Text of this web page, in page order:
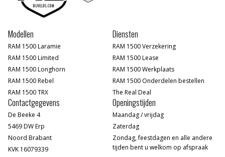
Modellen
RAM 1500 Laramie
RAM 1500 Limited
RAM 1500 Longhorn
RAM 1500 Rebel
RAM 1500 TRX
Diensten
RAM 1500 Verzekering
RAM 1500 Lease
RAM 1500 Werkplaats
RAM 1500 Onderdelen bestellen
The Real Deal
Contactgegevens
De Beeke 4
5469 DW Erp
Noord Brabant
KVK 16079339
Openingstijden
Maandag / vrijdag
Zaterdag
Zondag, feestdagen en alle andere
tijden bent u welkom op afspraak